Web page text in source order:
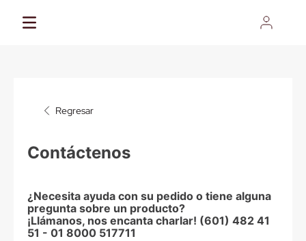
Regresar
Contáctenos
¿Necesita ayuda con su pedido o tiene alguna
pregunta sobre un producto?
¡Llámanos, nos encanta charlar! (601) 482 41
51 - 01 8000 517711